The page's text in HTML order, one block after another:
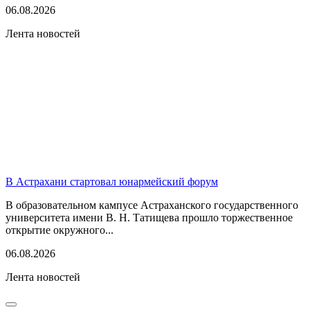
06.08.2026
Лента новостей
В Астрахани стартовал юнармейский форум
В образовательном кампусе Астраханского государственного
университета имени В. Н. Татищева прошло торжественное
открытие окружного...
06.08.2026
Лента новостей